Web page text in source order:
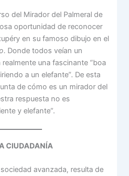
del Mirador del Palmeral de
oportunidad de reconocer
en su famoso dibujo en el
. Donde todos veían un
una fascinante “boa
a un elefante”. De esta
de cómo es un mirador del
respuesta no es
y elefante”.
CIUDADANÍA
avanzada, resulta de